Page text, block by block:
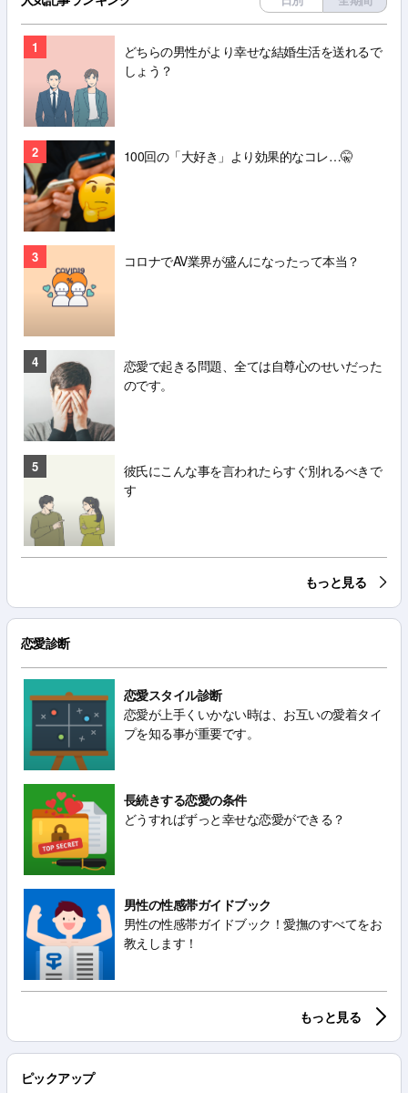
1
どちらの男性がより幸せな結婚生活を送れるで
しょう？
2 100回の「大好き」より効果的なコレ…🤫
3 コロナでAV業界が盛んになったって本当？
4
恋愛で起きる問題、全ては自尊心のせいだった
のです。
5
彼氏にこんな事を言われたらすぐ別れるべきで
す
もっと見る
恋愛診断
恋愛スタイル診断
恋愛が上手くいかない時は、お互いの愛着タイ
プを知る事が重要です。
長続きする恋愛の条件
どうすればずっと幸せな恋愛ができる？
男性の性感帯ガイドブック
男性の性感帯ガイドブック！愛撫のすべてをお
教えします！
もっと見る
ピックアップ